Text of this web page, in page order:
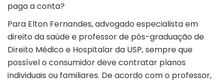
paga a conta?
Para Elton Fernandes, advogado especialista em
direito da saúde e professor de pós-graduação de
Direito Médico e Hospitalar da USP, sempre que
possível o consumidor deve contratar planos
individuais ou familiares. De acordo com o professor,